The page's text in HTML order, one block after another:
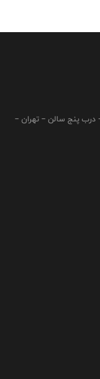
درب پنج سالن – تهران –